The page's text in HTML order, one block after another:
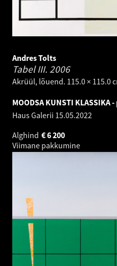
Andres Tolts
Tabel III. 2006
Akrüül, lõuend. 115.0 × 115.0
MOODSA KUNSTI KLASSIKA
Haus Galerii 15.05.2022
Alghind
6 200
€
Viimane pakkumine